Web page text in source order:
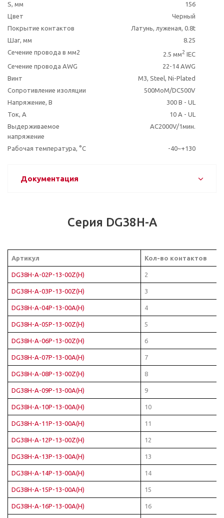
S, мм
156
Цвет
Черный
Покрытие контактов
Латунь, луженая, 0.8t
Шаг, мм
8.25
Сечение провода в мм2
2.5 мм2 IEC
Сечение провода AWG
22-14 AWG
Винт
M3, Steel, Ni-Plated
Сопротивление изоляции
500MoM/DC500V
Напряжение, В
300 В - UL
Ток, А
10 A - UL
Выдерживаемое
напряжение
AC2000V/1мин.
Рабочая температура, °C -40~+130
Документация
Серия DG38H-A
Артикул Кол-во контактов
DG38H-A-02P-13-00Z(H) 2
DG38H-A-03P-13-00Z(H) 3
DG38H-A-04P-13-00A(H) 4
DG38H-A-05P-13-00Z(H) 5
DG38H-A-06P-13-00Z(H) 6
DG38H-A-07P-13-00A(H) 7
DG38H-A-08P-13-00Z(H) 8
DG38H-A-09P-13-00A(H) 9
DG38H-A-10P-13-00A(H) 10
DG38H-A-11P-13-00A(H) 11
DG38H-A-12P-13-00Z(H) 12
DG38H-A-13P-13-00A(H) 13
DG38H-A-14P-13-00A(H) 14
DG38H-A-15P-13-00A(H) 15
DG38H-A-16P-13-00A(H) 16